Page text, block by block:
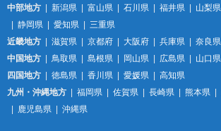
中部地方
新潟県 富山県 石川県 福井県 山梨県
静岡県
愛知県
三重県
近畿地方
滋賀県 京都府 大阪府 兵庫県 奈良県
中国地方
鳥取県 島根県 岡山県 広島県
山口県
四国地方
徳島県 香川県 愛媛県
高知県
九州・沖縄地方
福岡県 佐賀県 長崎県 熊本県
鹿児島県
沖縄県